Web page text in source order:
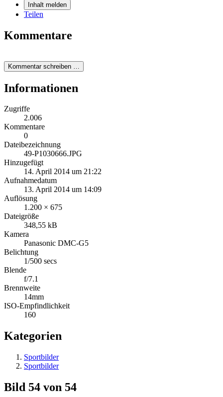
Inhalt melden
Teilen
Kommentare
Kommentar schreiben …
Informationen
Zugriffe
2.006
Kommentare
0
Dateibezeichnung
49-P1030666.JPG
Hinzugefügt
14. April 2014 um 21:22
Aufnahmedatum
13. April 2014 um 14:09
Auflösung
1.200 × 675
Dateigröße
348,55 kB
Kamera
Panasonic DMC-G5
Belichtung
1/500 secs
Blende
f/7.1
Brennweite
14mm
ISO-Empfindlichkeit
160
Kategorien
Sportbilder
Sportbilder
Bild 54 von 54